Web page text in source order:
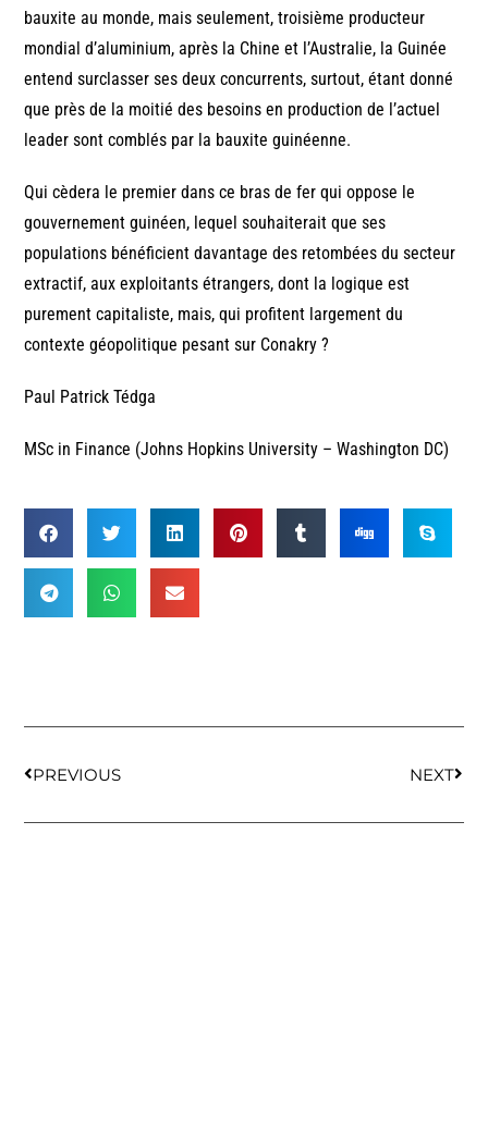
bauxite au monde, mais seulement, troisième producteur
mondial d’aluminium, après la Chine et l’Australie, la Guinée
entend surclasser ses deux concurrents, surtout, étant donné
que près de la moitié des besoins en production de l’actuel
leader sont comblés par la bauxite guinéenne.
Qui cèdera le premier dans ce bras de fer qui oppose le
gouvernement guinéen, lequel souhaiterait que ses
populations bénéficient davantage des retombées du secteur
extractif, aux exploitants étrangers, dont la logique est
purement capitaliste, mais, qui profitent largement du
contexte géopolitique pesant sur Conakry ?
Paul Patrick Tédga
MSc in Finance (Johns Hopkins University – Washington DC)
PREVIOUS NEXT